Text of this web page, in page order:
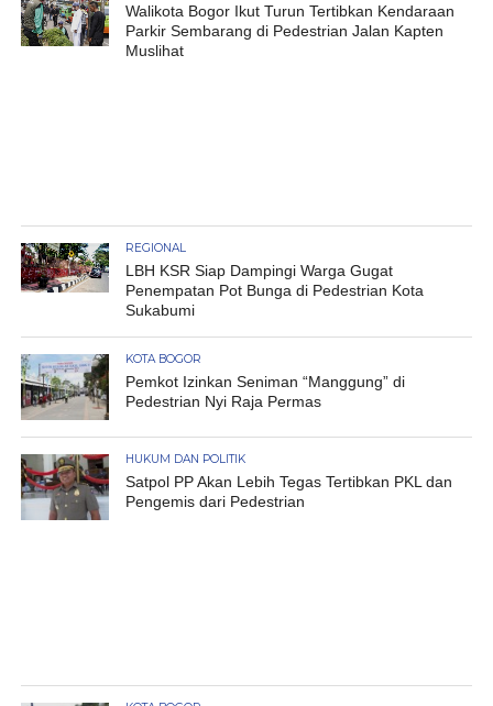
Walikota Bogor Ikut Turun Tertibkan Kendaraan
Parkir Sembarang di Pedestrian Jalan Kapten
Muslihat
REGIONAL
LBH KSR Siap Dampingi Warga Gugat
Penempatan Pot Bunga di Pedestrian Kota
Sukabumi
KOTA BOGOR
Pemkot Izinkan Seniman “Manggung” di
Pedestrian Nyi Raja Permas
HUKUM DAN POLITIK
Satpol PP Akan Lebih Tegas Tertibkan PKL dan
Pengemis dari Pedestrian